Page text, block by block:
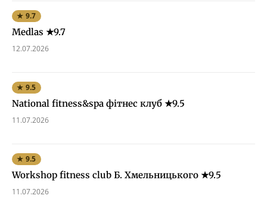
★ 9.7
Medlas ★9.7
12.07.2026
★ 9.5
National fitness&spa фітнес клуб ★9.5
11.07.2026
★ 9.5
Workshop fitness club Б. Хмельницького ★9.5
11.07.2026